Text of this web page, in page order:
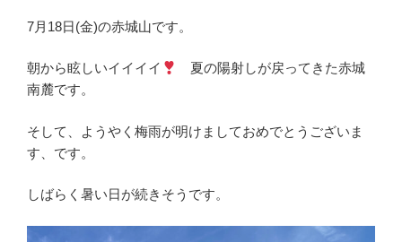
7月18日(金)の赤城山です。
朝から眩しいイイイイ
夏の陽射しが戻ってきた赤城
南麓です。
そして、ようやく梅雨が明けましておめでとうございま
す、です。
しばらく暑い日が続きそうです。